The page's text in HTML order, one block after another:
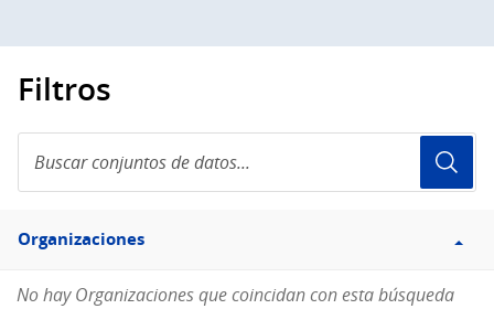
Filtros
conjuntos
de
Filtro
Organizaciones
Organizaciones
No hay Organizaciones que coincidan con esta búsqueda